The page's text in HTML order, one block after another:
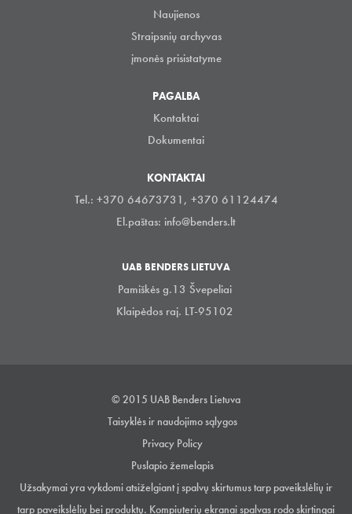
Naujienos
Straipsnių archyvas
įmonės prisistatyme
PAGALBA
Kontaktai
Dokumentai
KONTAKTAI
Tel.: +370 64673731, +370 61124474
El.paštas: info@benders.lt
UAB BENDERS LIETUVA
Pamiškės g.13 Švepeliai
Klaipėdos raj. LT-95102
© 2015 UAB Benders Lietuva
Taisyklės ir naudojimo sąlygos
Privacy Policy
Puslapio žemelapis
Užsakymai yra vykdomi atsiželgiant į spalvų skirtumus tarp paveikslėlių ir
tarp paveikslėlių bei produktų. Kompiuterių ekranai spalvas rodo skirtingai